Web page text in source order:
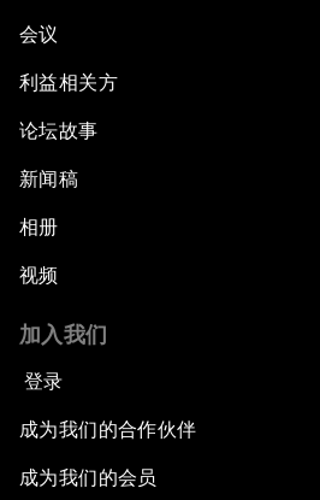
会议
利益相关方
论坛故事
新闻稿
相册
视频
加入我们
登录
成为我们的合作伙伴
成为我们的会员